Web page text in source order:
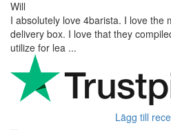
Will
I absolutely love 4barista. I love the
delivery box. I love that they
utilize for lea ...
Lägg till